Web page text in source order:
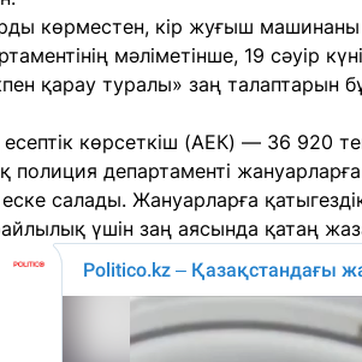
көрместен, кір жуғыш машинаны
мәліметінше, 19 сәуір
қарау туралы» заң талаптарын
көрсеткіш (АЕК) — 36 920
полиция департаменті
еске салады. Жануарларға
үшін заң аясында қатаң